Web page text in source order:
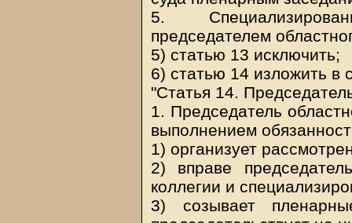
5.
председателем
5) статью 13 исключить;
6) статью 14 изложить в
"Статья 14.
1. Председатель
выполнением
1) организует
2) вправе
коллегии и
3) созывает